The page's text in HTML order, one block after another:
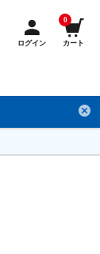
ログイン
0
カート